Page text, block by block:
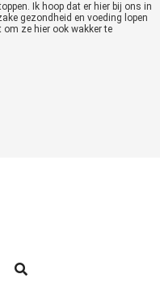
Ik hoop dat er hier bij ons in
gezondheid en voeding lopen
ze hier ook wakker te